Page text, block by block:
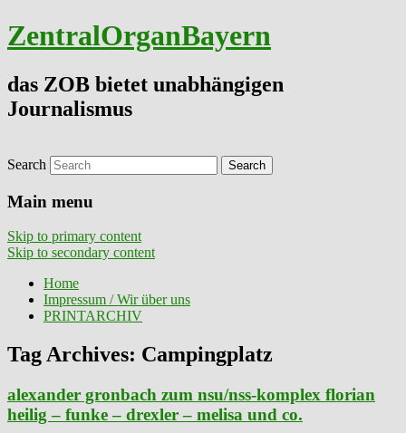
ZentralOrganBayern
das ZOB bietet unabhängigen
Journalismus
Search
Main menu
Skip to primary content
Skip to secondary content
Home
Impressum / Wir über uns
PRINTARCHIV
Tag Archives: Campingplatz
alexander gronbach zum nsu/nss-komplex florian
heilig – funke – drexler – melisa und co.